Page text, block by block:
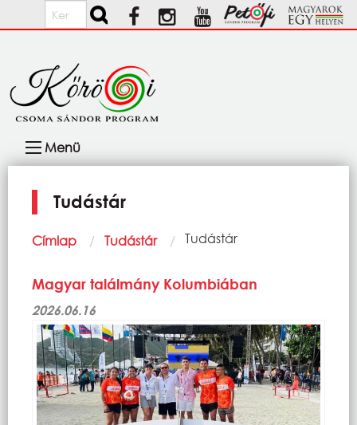
Ugrás a tartalomra
Keresés
navigáció
Menü
Tudástár
Morzsa
Címlap Tudástár Current:
Tudástár
Magyar találmány Kolumbiában
2026.06.16